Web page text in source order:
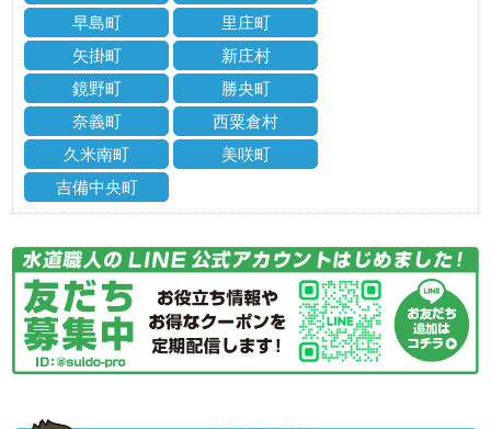
早島町
里庄町
矢掛町
新庄村
鏡野町
勝央町
奈義町
西粟倉村
久米南町
美咲町
吉備中央町